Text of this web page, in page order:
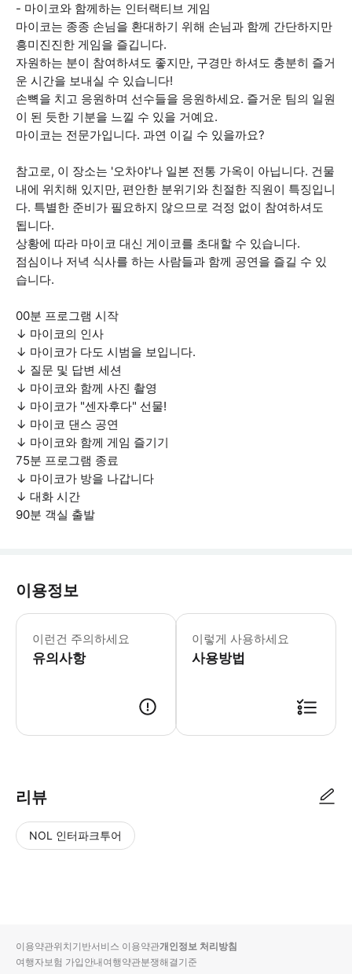
- 마이코와 함께하는 인터랙티브 게임
마이코는 종종 손님을 환대하기 위해 손님과 함께 간단하지만
흥미진진한 게임을 즐깁니다.
자원하는 분이 참여하셔도 좋지만, 구경만 하셔도 충분히 즐거
운 시간을 보내실 수 있습니다!
손뼉을 치고 응원하며 선수들을 응원하세요. 즐거운 팀의 일원
이 된 듯한 기분을 느낄 수 있을 거예요.
마이코는 전문가입니다. 과연 이길 수 있을까요?
참고로, 이 장소는 '오차야'나 일본 전통 가옥이 아닙니다. 건물
내에 위치해 있지만, 편안한 분위기와 친절한 직원이 특징입니
다. 특별한 준비가 필요하지 않으므로 걱정 없이 참여하셔도
됩니다.
상황에 따라 마이코 대신 게이코를 초대할 수 있습니다.
점심이나 저녁 식사를 하는 사람들과 함께 공연을 즐길 수 있
습니다.
00분 프로그램 시작
↓ 마이코의 인사
↓ 마이코가 다도 시범을 보입니다.
↓ 질문 및 답변 세션
↓ 마이코와 함께 사진 촬영
↓ 마이코가 "센자후다" 선물!
↓ 마이코 댄스 공연
↓ 마이코와 함께 게임 즐기기
75분 프로그램 종료
↓ 마이코가 방을 나갑니다
↓ 대화 시간
90분 객실 출발
이용정보
이런건 주의하세요
유의사항
운영 시간은 10:00~17:00입니다. 17
이렇게 사용하세요
사용방법
리뷰
NOL 인터파크투어
입니
다.
순
상
이용약관위치기반서비스 이용약관개인정보 처리방침
여행자보험 가입안내여행약관분쟁해결기준